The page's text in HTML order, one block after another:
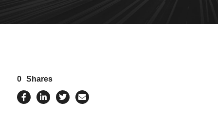
0 Shares